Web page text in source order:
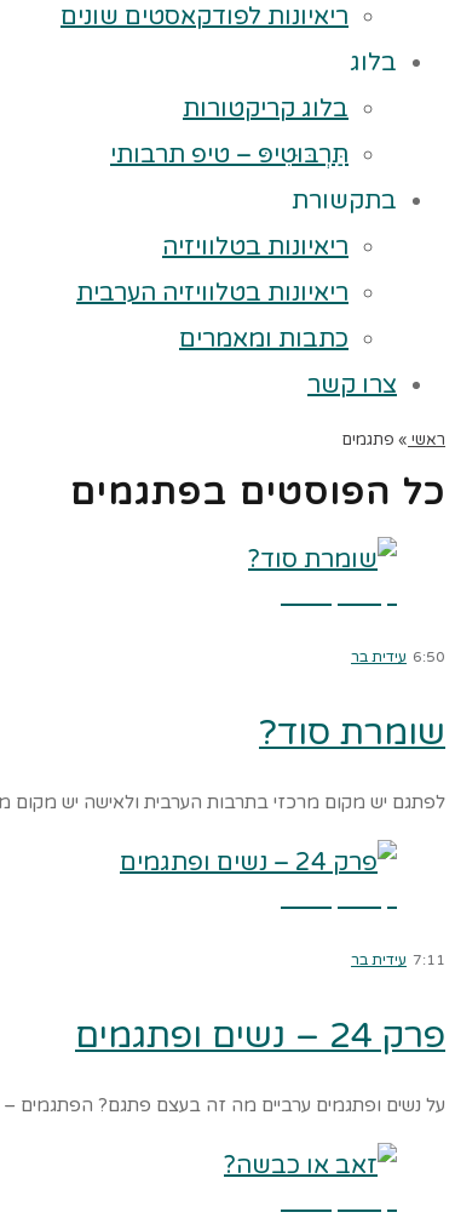
ריאיונות לפודקאסטים שונים
בלוג
בלוג קריקטורות
תַּרְבּוּטִיפּ – טיפ תרבותי
בתקשורת
ריאיונות בטלוויזיה
ריאיונות בטלוויזיה הערבית
כתבות ומאמרים
צרו קשר
ראשי » פתגמים
כל הפוסטים בפתגמים
6:50 עידית בר
שומרת סוד?
לפתגם יש מקום מרכזי בתרבות הערבית ולאישה יש מקום
7:11 עידית בר
פרק 24 – נשים ופתגמים
על נשים ופתגמים ערביים מה זה בעצם פתגם?